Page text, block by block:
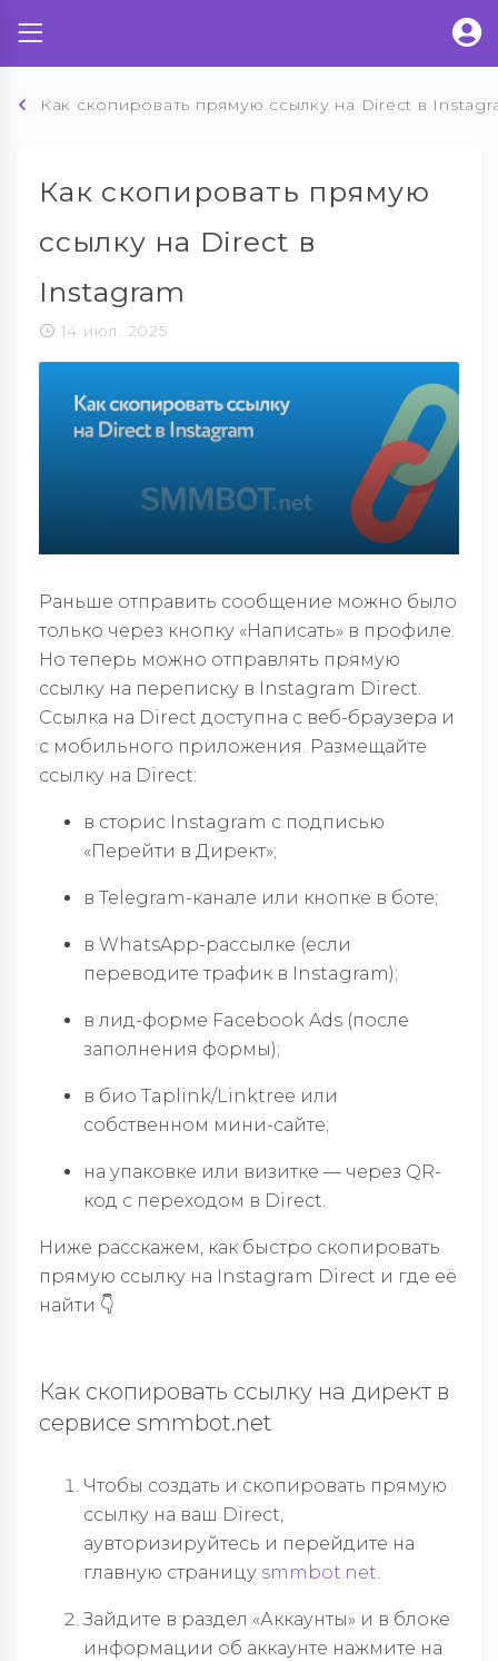
Как скопировать прямую ссылку на Direct в
Как скопировать прямую
ссылку на Direct в
Instagram
14 июл. 2025
Раньше отправить сообщение можно было
только через кнопку «Написать» в профиле.
Но теперь можно отправлять прямую
ссылку на переписку в Instagram Direct.
Ссылка на Direct доступна с веб-браузера и
с мобильного приложения. Размещайте
ссылку на Direct:
в сторис Instagram с подписью
«Перейти в Директ»;
в Telegram-канале или кнопке в боте;
в WhatsApp-рассылке (если
переводите трафик в Instagram);
в лид-форме Facebook Ads (после
заполнения формы);
в био Taplink/Linktree или
собственном мини-сайте;
на упаковке или визитке — через QR-
код с переходом в Direct.
Ниже расскажем, как быстро скопировать
прямую ссылку на Instagram Direct и где её
найти 👇
Как скопировать ссылку на директ в
сервисе smmbot.net
Чтобы создать и скопировать прямую
ссылку на ваш Direct,
аувторизируйтесь и перейдите на
главную страницу smmbot.net.
Зайдите в раздел «Аккаунты» и в блоке
информации об аккаунте нажмите на